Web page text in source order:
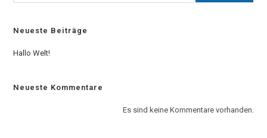
Neueste Beiträge
Hallo Welt!
Neueste Kommentare
Es sind keine Kommentare vorhanden.